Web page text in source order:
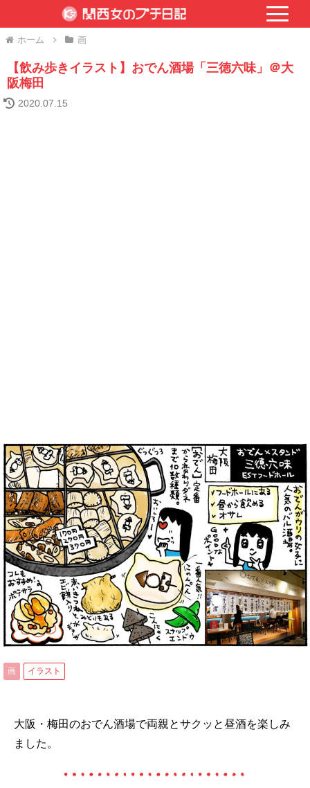
ホーム 画
【飲み歩きイラスト】おでん酒場「三徳六味」＠大
阪梅田
2020.07.15
画 イラスト
大阪・梅田のおでん酒場で両親とサクッと昼酒を楽しみ
ました。